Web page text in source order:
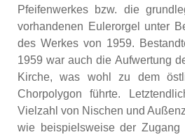
Pfeifenwerkes bzw. die
vorhandenen Eulerorgel unter
des Werkes von 1959.
1959 war auch die Aufwertung
Kirche, was wohl zu dem
Chorpolygon führte.
Vielzahl von Nischen und
wie beispielsweise der Zugang